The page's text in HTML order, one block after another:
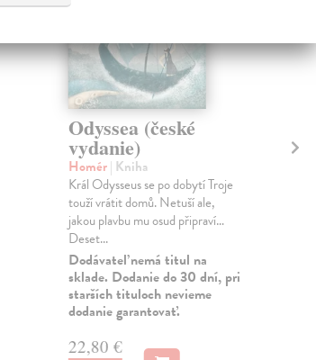
Odyssea (české
vydanie)
Homér| Kniha
Král Odysseus se po dobytí Troje
touží vrátit domů. Netuší ale,
jakou plavbu mu osud připraví…
Deset...
Dodávateľ nemá titul na
sklade. Dodanie do 30 dní, pri
starších tituloch nevieme
dodanie garantovať.
22,80 €